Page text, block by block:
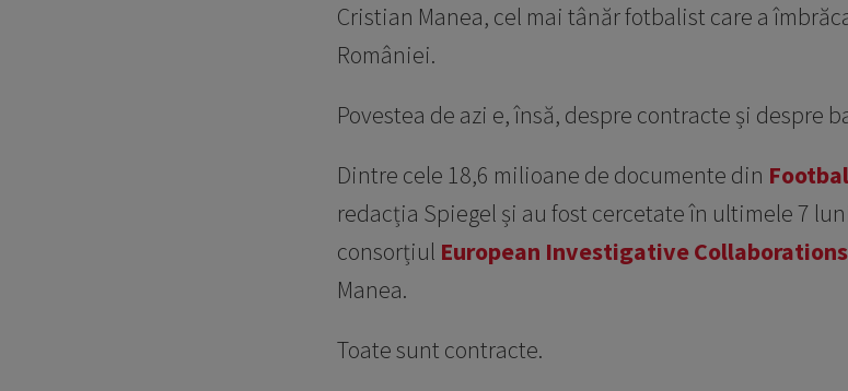
Cristian Manea, cel mai tânăr fotbalist care a
României.
Povestea de azi e, însă, despre contracte și despre
Dintre cele 18,6 milioane de documente din
redacția Spiegel și au fost cercetate în ultimele 7
consorțiul European Investigative Collaborations
Manea.
Toate sunt contracte.